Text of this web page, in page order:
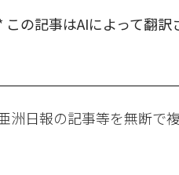
この記事はAIによって翻訳
洲日報の記事等を無断で